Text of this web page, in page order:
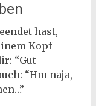
hast,
Kopf
“Gut
“Hm naja,